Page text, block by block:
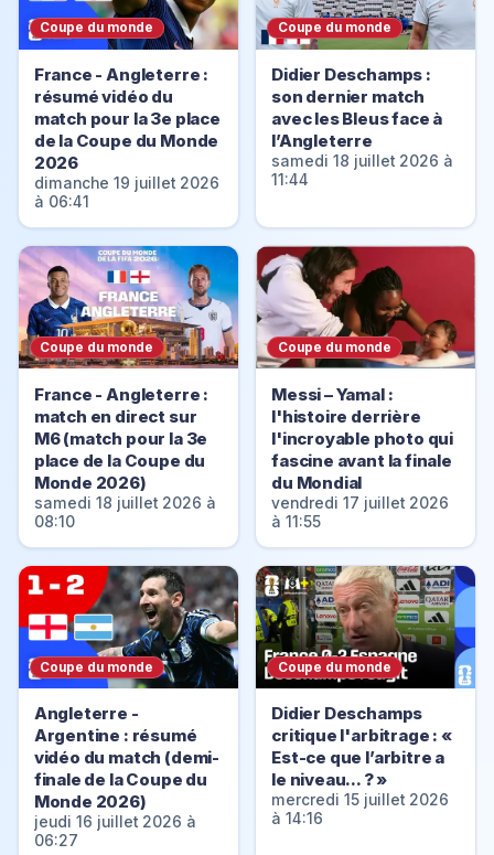
Coupe du monde
France - Angleterre :
résumé vidéo du
match pour la 3e place
de la Coupe du Monde
2026
dimanche 19 juillet 2026
à 06:41
Coupe du monde
Didier Deschamps :
son dernier match
avec les Bleus face à
l’Angleterre
samedi 18 juillet 2026 à
11:44
Coupe du monde
France - Angleterre :
match en direct sur
M6 (match pour la 3e
place de la Coupe du
Monde 2026)
samedi 18 juillet 2026 à
08:10
Coupe du monde
Messi – Yamal :
l'histoire derrière
l'incroyable photo qui
fascine avant la finale
du Mondial
vendredi 17 juillet 2026
à 11:55
Coupe du monde
Angleterre -
Argentine : résumé
vidéo du match (demi-
finale de la Coupe du
Monde 2026)
jeudi 16 juillet 2026 à
06:27
Coupe du monde
Didier Deschamps
critique l'arbitrage : «
Est-ce que l’arbitre a
le niveau... ? »
mercredi 15 juillet 2026
à 14:16